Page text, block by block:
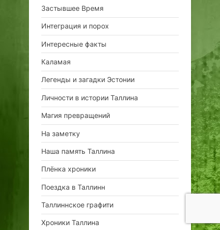
Застывшее Время
Интеграция и порох
Интересные факты
Каламая
Легенды и загадки Эстонии
Личности в истории Таллина
Магия превращений
На заметку
Наша память Таллина
Плёнка хроники
Поездка в Таллинн
Таллиннское графити
Хроники Таллина